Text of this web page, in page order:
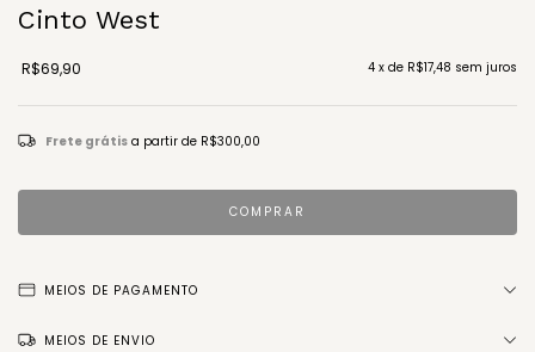
Cinto West
R$69,90 4 x de R$17,48 sem juros
Frete grátis a partir de R$300,00
MEIOS DE PAGAMENTO
MEIOS DE ENVIO